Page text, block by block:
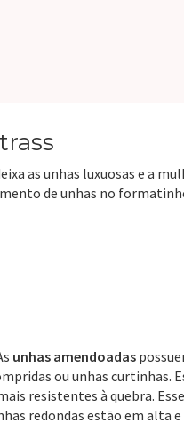
as unhas luxuosas e a
de unhas no
unhas amendoadas
ou unhas curtinhas.
resistentes à quebra.
redondas estão em alta e